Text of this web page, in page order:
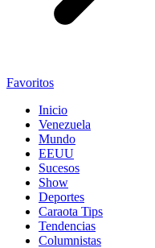
Favoritos
Inicio
Venezuela
Mundo
EEUU
Sucesos
Show
Deportes
Caraota Tips
Tendencias
Columnistas